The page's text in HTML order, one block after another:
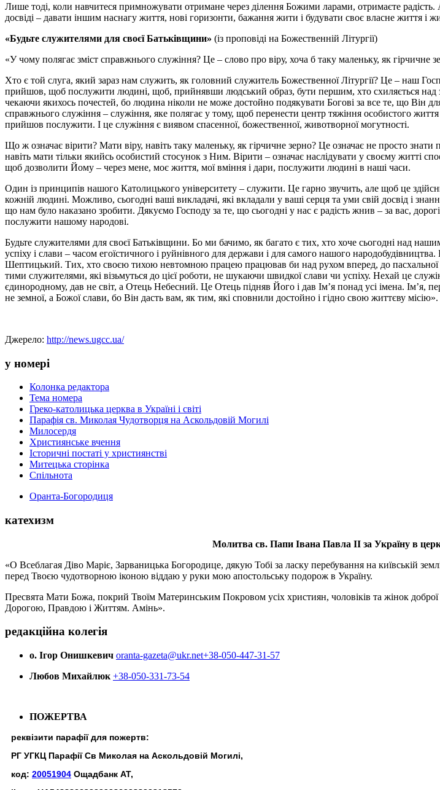
Лише тоді, коли навчитеся примножувати отримане через ділення Божими ларами, отримаєте
досвіді – давати іншим наснагу життя, нові горизонти, бажання жити і будувати своє власне життя і
«Будьте служителями для своєї Батьківщини» (із проповіді на Божественній Літургії)
«У чому полягає зміст справжнього служіння? Це – слово про віру, хоча б таку маленьку, як гірчичне
Хто є той слуга, який зараз нам служить, як головний служитель Божественної Літургії? Це – наш
прийшов, щоб послужити людині, щоб, прийнявши людський образ, бути першим, хто схиляється
чекаючи якихось почестей, бо людина ніколи не може достойно подякувати Богові за все те, що Він
справжнього служіння – служіння, яке полягає у тому, щоб перенести центр тяжіння особистого
прийшов послужити. І це служіння є виявом спасенної, божественної, животворної могутності.
Що ж означає вірити? Мати віру, навіть таку маленьку, як гірчичне зерно? Це означає не просто
навіть мати тільки якийсь особистий стосунок з Ним. Вірити – означає наслідувати у своєму житті
щоб дозволити Йому – через мене, моє життя, мої вміння і дари, послужити людині в наші часи.
Один із принципів нашого Католицького університету – служити. Це гарно звучить, але щоб це
кожній людині. Можливо, сьогодні ваші викладачі, які вкладали у ваші серця та уми свій досвід і
що нам було наказано зробити. Дякуємо Господу за те, що сьогодні у нас є радість жнив – за вас,
послужити нашому народові.
Будьте служителями для своєї Батьківщини. Бо ми бачимо, як багато є тих, хто хоче сьогодні над
успіху і слави – часом егоїстичного і руйнівного для держави і для самого нашого
Шептицький. Тих, хто своєю тихою невтомною працею працював би над рухом вперед, до
тими служителями, які візьмуться до цієї роботи, не шукаючи швидкої слави чи успіху. Нехай це
єдинородному, дав не світ, а Отець Небесний. Це Отець підняв Його і дав Ім’я понад усі імена. Ім’я,
не земної, а Божої слави, бо Він дасть вам, як тим, які сповнили достойно і гідно свою життєву місію».
Джерело: http://news.ugcc.ua/
у номері
Колонка редактора
Тема номера
Греко-католицька церква в Україні і світі
Парафія св. Миколая Чудотворця на Аскольдовій Могилі
Милосердя
Християнське вчення
Історичні постаті у християнстві
Митецька сторінка
Спільнота
Оранта-Богородиця
катехизм
Молитва св. Папи Івана Павла ІІ за Україну в
«О Всеблагая Діво Маріє, Зарваницька Богородице, дякую Тобі за ласку перебування на київській
перед Твоєю чудотворною іконою віддаю у руки мою апостольську подорож в Україну.
Пресвята Мати Божа, покрий Твоїм Материнським Покровом усіх християн, чоловіків та жінок
Дорогою, Правдою і Життям. Амінь».
редакційна колегія
о. Ігор Онишкевич oranta-gazeta@ukr.net+38-050-447-31-57
Любов Михайлюк +38-050-331-73-54
ПОЖЕРТВА
реквізити парафії для пожертв:
РГ УГКЦ Парафії Св Миколая на Аскольдовій Могилі,
код: 20051904 Ощадбанк АТ,